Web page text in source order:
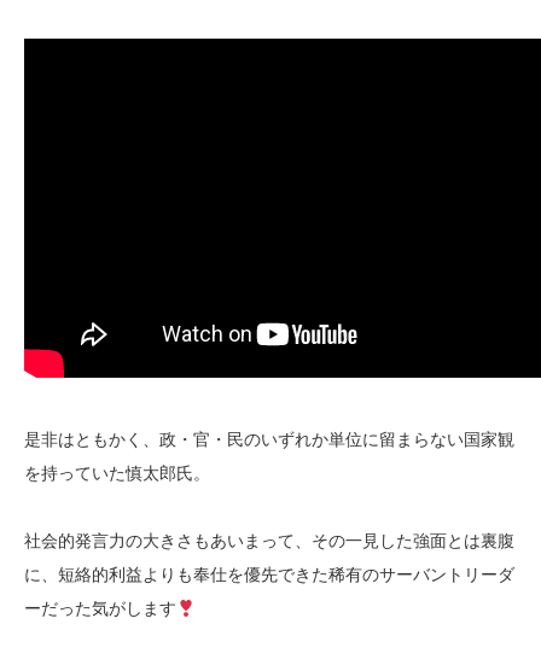
是非はともかく、政・官・民のいずれか単位に留まらない国家観
を持っていた慎太郎氏。
社会的発言力の大きさもあいまって、その一見した強面とは裏腹
に、短絡的利益よりも奉仕を優先できた稀有のサーバントリーダ
ーだった気がします